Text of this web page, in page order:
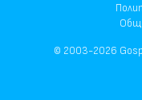
© 2003-2026